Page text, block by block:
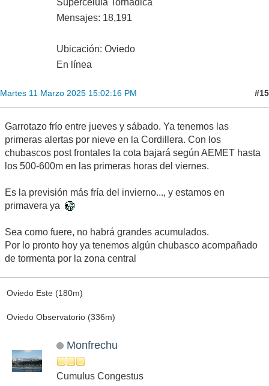
Supercélula Tornádica
Mensajes: 18,191
Ubicación: Oviedo
En línea
Martes 11 Marzo 2025 15:02:16 PM #15
Garrotazo frío entre jueves y sábado. Ya tenemos las
primeras alertas por nieve en la Cordillera. Con los
chubascos post frontales la cota bajará según AEMET hasta
los 500-600m en las primeras horas del viernes.
Es la previsión más fría del invierno..., y estamos en
primavera ya
Sea como fuere, no habrá grandes acumulados.
Por lo pronto hoy ya tenemos algún chubasco acompañado
de tormenta por la zona central
Oviedo Este (180m)
Oviedo Observatorio (336m)
Monfrechu
Cumulus Congestus